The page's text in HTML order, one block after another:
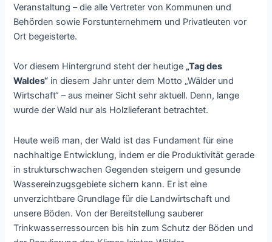
Veranstaltung – die alle Vertreter von Kommunen und
Behörden sowie Forstunternehmern und Privatleuten vor
Ort begeisterte.
Vor diesem Hintergrund steht der heutige „Tag des
Waldes“ in diesem Jahr unter dem Motto „Wälder und
Wirtschaft“ – aus meiner Sicht sehr aktuell. Denn, lange
wurde der Wald nur als Holzlieferant betrachtet.
Heute weiß man, der Wald ist das Fundament für eine
nachhaltige Entwicklung, indem er die Produktivität gerade
in strukturschwachen Gegenden steigern und gesunde
Wassereinzugsgebiete sichern kann. Er ist eine
unverzichtbare Grundlage für die Landwirtschaft und
unsere Böden. Von der Bereitstellung sauberer
Trinkwasserressourcen bis hin zum Schutz der Böden und